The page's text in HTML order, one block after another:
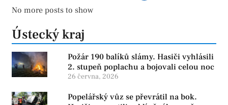
No more posts to show
Ústecký kraj
Požár 190 balíků slámy. Hasiči vyhlásili
2. stupeň poplachu a bojovali celou noc
26 června, 2026
Popelářský vůz se převrátil na bok.